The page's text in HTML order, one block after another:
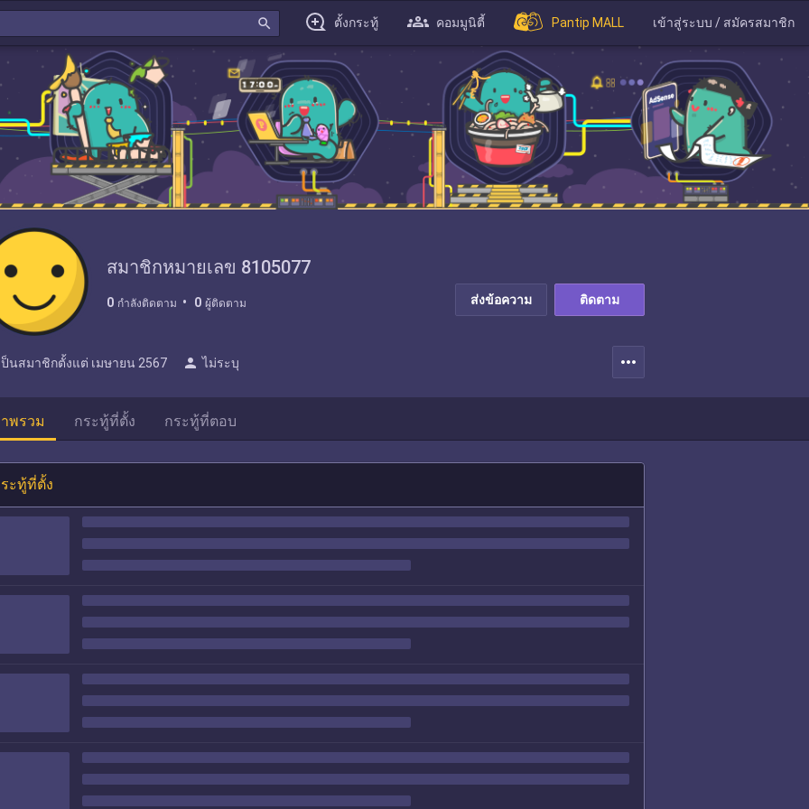
search ตั้งกระทู้ คอมมูนิตี้ Pantip MALL เข้าสู่ระบบ / สมัครสมาชิก
สมาชิกหมายเลข 8105077
0 กำลังติดตาม 0 ผู้ติดตาม ส่งข้อความ ติดตาม
ป็นสมาชิกตั้งแต่ เมษายน 2567 person ไม่ระบุ more_horiz
พรวม กระทู้ที่ตั้ง กระทู้ที่ตอบ
ะทู้ที่ตั้ง